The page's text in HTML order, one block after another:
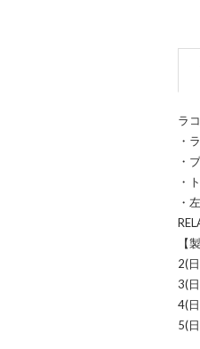
ラ
・
・
・
・
【
2(
3(
4(
5(